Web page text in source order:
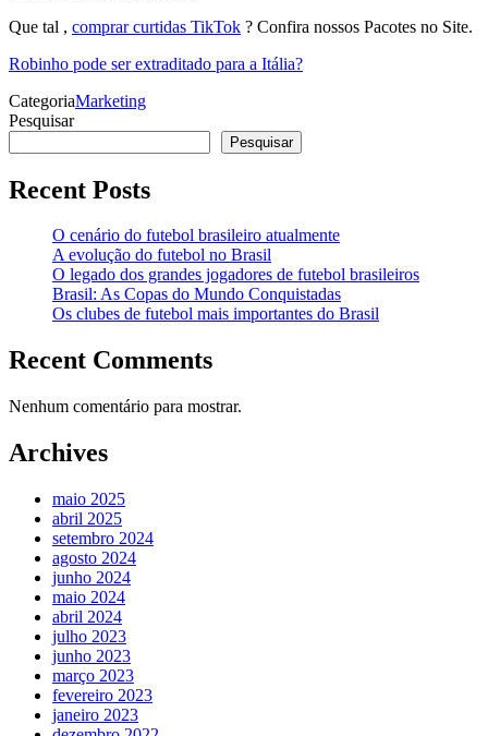
Que tal , comprar curtidas TikTok ? Confira nossos Pacotes no Site.
Robinho pode ser extraditado para a Itália?
CategoriaMarketing
Pesquisar
Pesquisar
Recent Posts
O cenário do futebol brasileiro atualmente
A evolução do futebol no Brasil
O legado dos grandes jogadores de futebol brasileiros
Brasil: As Copas do Mundo Conquistadas
Os clubes de futebol mais importantes do Brasil
Recent Comments
Nenhum comentário para mostrar.
Archives
maio 2025
abril 2025
setembro 2024
agosto 2024
junho 2024
maio 2024
abril 2024
julho 2023
junho 2023
março 2023
fevereiro 2023
janeiro 2023